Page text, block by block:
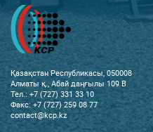
Қазақстан Республикасы, 050008
Алматы қ., Абай даңғылы 109 В
Тел.: +7 (727) 331 33 10
Факс: +7 (727) 259 08 77
contact@kcp.kz